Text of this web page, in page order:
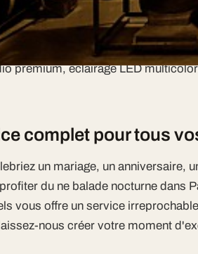
choisir My Limousine
Paris est un prestataire. Chaque
premium, eclairage LED
complet pour tous
un mariage, un anniversaire,
du ne balade nocturne dans
vous offre un service
nous créer votre moment